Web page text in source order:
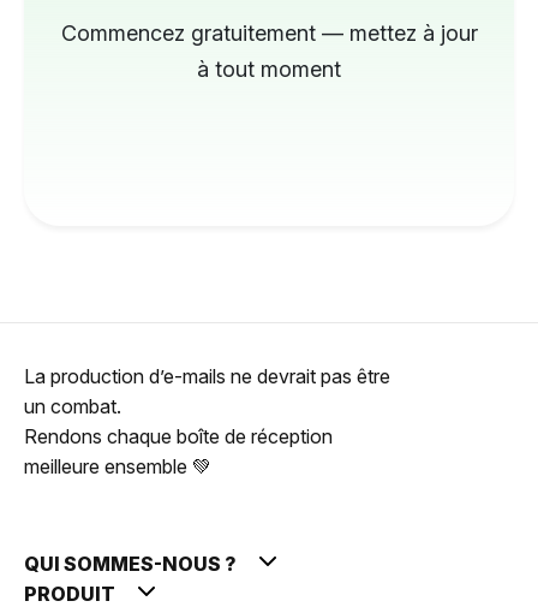
Commencez gratuitement — mettez à jour
à tout moment
La production d’e-mails ne devrait pas être
un combat.
Rendons chaque boîte de réception
meilleure ensemble 💚
QUI SOMMES-NOUS ?
PRODUIT